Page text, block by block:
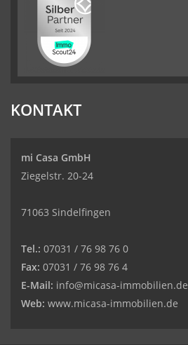
KONTAKT
mi Casa GmbH
Ziegelstr. 20-24
71063 Sindelfingen
Tel.: 07031 / 76 98 76 0
Fax: 07031 / 76 98 76 4
E-Mail: info@micasa-immobilien.de
Web: www.micasa-immobilien.de